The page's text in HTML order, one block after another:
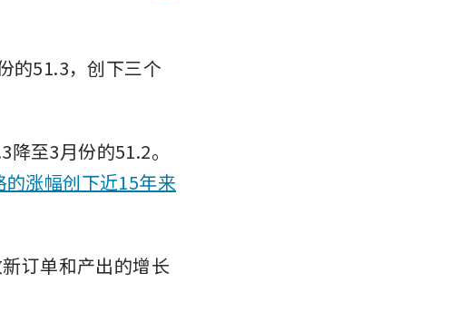
的51.3，创下三个
至3月份的51.2。
的涨幅创下近15年来
订单和产出的增长